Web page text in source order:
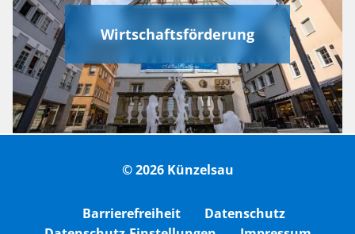
Wirtschaftsförderung
© 2026 Künzelsau
Barrierefreiheit
Datenschutz